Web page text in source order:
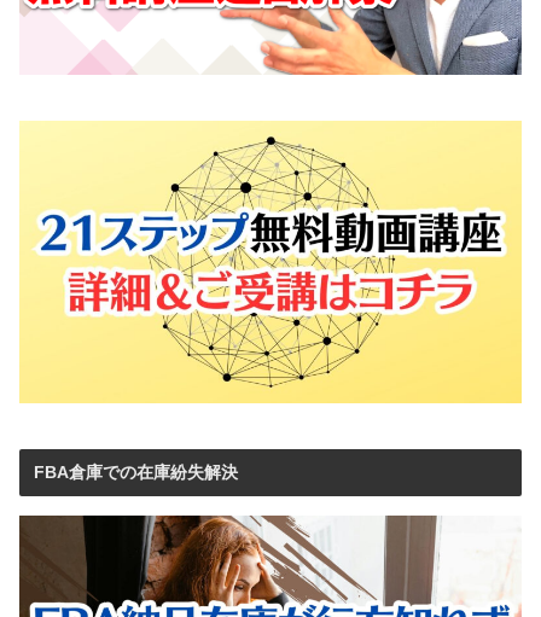
FBA倉庫での在庫紛失解決